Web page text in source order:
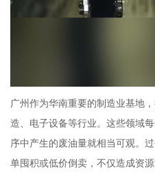
广州作为华南重要的制造业基地
造、电子设备等行业。这些领域
序中产生的废油量就相当可观。
单囤积或低价倒卖，不仅造成资